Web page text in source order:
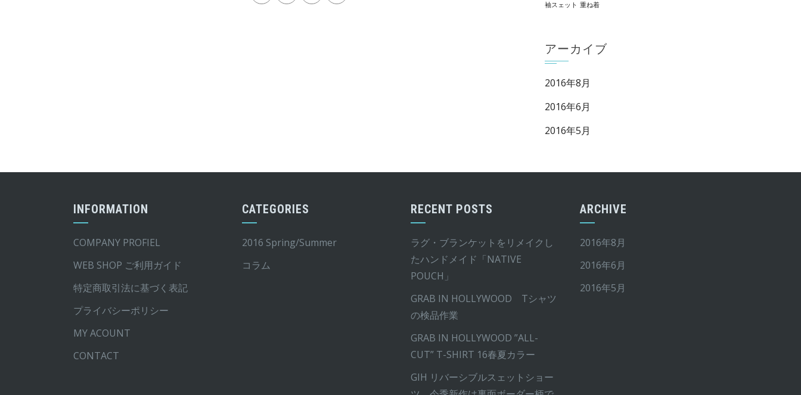
袖スェット 重ね着
アーカイブ
2016年8月
2016年6月
2016年5月
INFORMATION
COMPANY PROFIEL
WEB SHOP ご利用ガイド
特定商取引法に基づく表記
プライバシーポリシー
MY ACOUNT
CONTACT
CATEGORIES
2016 Spring/Summer
コラム
RECENT POSTS
ラグ・ブランケットをリメイクし
たハンドメイド「NATIVE
POUCH」
GRAB IN HOLLYWOOD Tシャツ
の検品作業
GRAB IN HOLLYWOOD ”ALL-
CUT” T-SHIRT 16春夏カラー
GIH リバーシブルスェットショー
ARCHIVE
2016年8月
2016年6月
2016年5月